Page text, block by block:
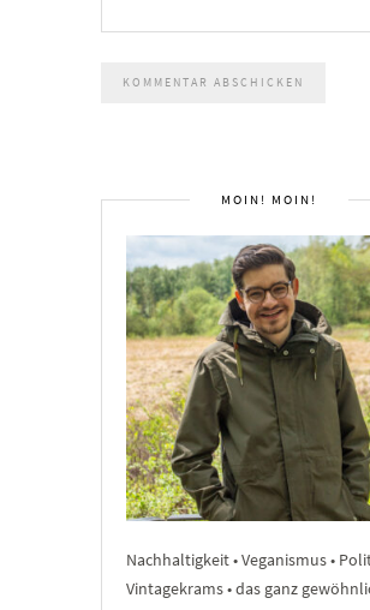
MOIN! MOIN!
Nachhaltigkeit • Veganismus •
Vintagekrams • das ganz